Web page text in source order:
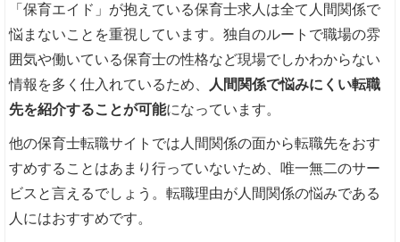
「保育エイド」が抱えている保育士求人は全て人間関係で
悩まないことを重視しています。独自のルートで職場の雰
囲気や働いている保育士の性格など現場でしかわからない
情報を多く仕入れているため、
人間関係で悩みにくい転職
先を紹介することが可能になっています。
他の保育士転職サイトでは人間関係の面から転職先をおす
すめすることはあまり行っていないため、唯一無二のサー
ビスと言えるでしょう。転職理由が人間関係の悩みである
人にはおすすめです。